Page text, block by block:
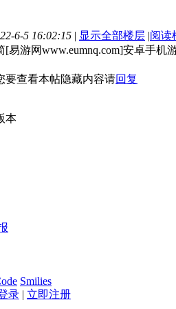
6-5 16:02:15 | 显示全部楼层 |阅读
[易游网www.eumnq.com]安卓手机
要查看本帖隐藏内容请回复
本
Smilies
录 | 立即注册